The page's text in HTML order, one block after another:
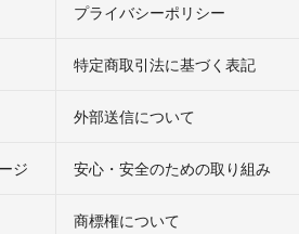
プライバシーポリシー
特定商取引法に基づく表記
外部送信について
ジ 安心・安全のための取り組み
商標権について